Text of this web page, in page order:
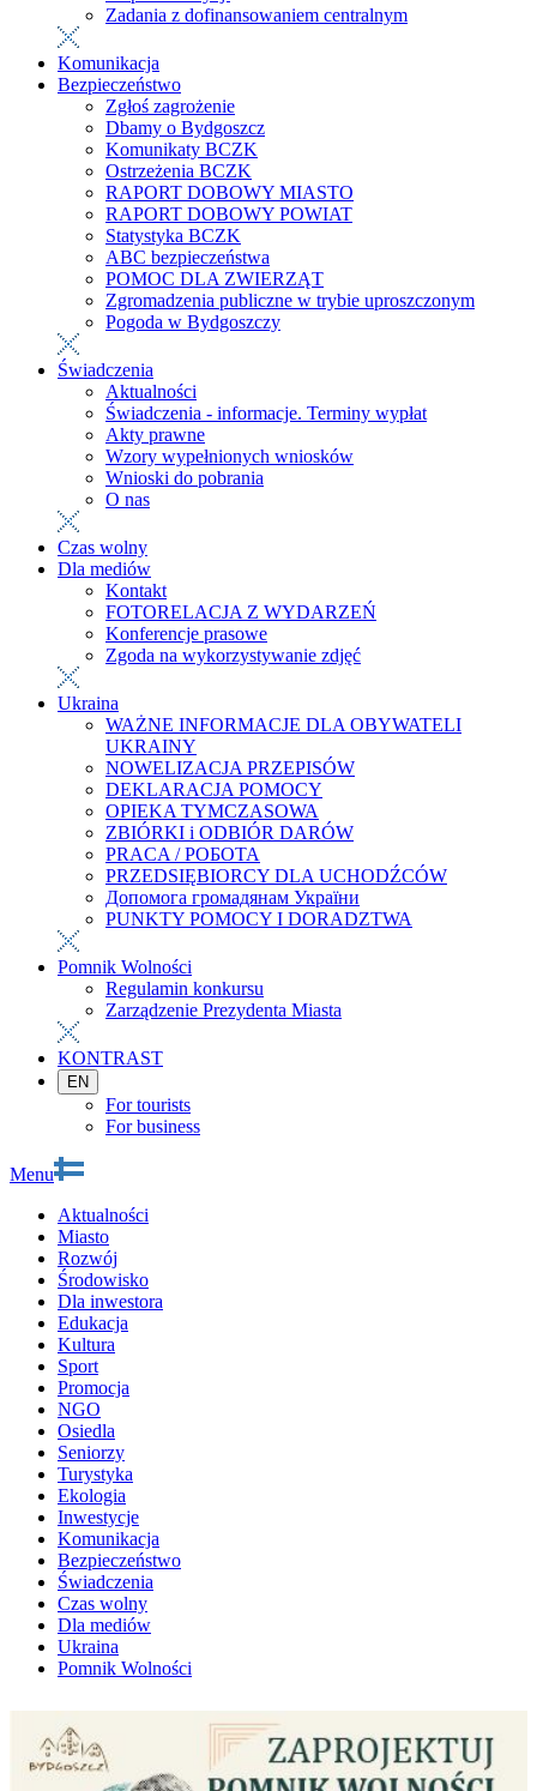
Zadania z dofinansowaniem centralnym
Komunikacja
Bezpieczeństwo
Zgłoś zagrożenie
Dbamy o Bydgoszcz
Komunikaty BCZK
Ostrzeżenia BCZK
RAPORT DOBOWY MIASTO
RAPORT DOBOWY POWIAT
Statystyka BCZK
ABC bezpieczeństwa
POMOC DLA ZWIERZĄT
Zgromadzenia publiczne w trybie uproszczonym
Pogoda w Bydgoszczy
Świadczenia
Aktualności
Świadczenia - informacje. Terminy wypłat
Akty prawne
Wzory wypełnionych wniosków
Wnioski do pobrania
O nas
Czas wolny
Dla mediów
Kontakt
FOTORELACJA Z WYDARZEŃ
Konferencje prasowe
Zgoda na wykorzystywanie zdjęć
Ukraina
WAŻNE INFORMACJE DLA OBYWATELI
UKRAINY
NOWELIZACJA PRZEPISÓW
DEKLARACJA POMOCY
OPIEKA TYMCZASOWA
ZBIÓRKI i ODBIÓR DARÓW
PRACA / РОБОТА
PRZEDSIĘBIORCY DLA UCHODŹCÓW
Допомога громадянам України
PUNKTY POMOCY I DORADZTWA
Pomnik Wolności
Regulamin konkursu
Zarządzenie Prezydenta Miasta
KONTRAST
EN
For tourists
For business
Menu
Aktualności
Miasto
Rozwój
Środowisko
Dla inwestora
Edukacja
Kultura
Sport
Promocja
NGO
Osiedla
Seniorzy
Turystyka
Ekologia
Inwestycje
Komunikacja
Bezpieczeństwo
Świadczenia
Czas wolny
Dla mediów
Ukraina
Pomnik Wolności